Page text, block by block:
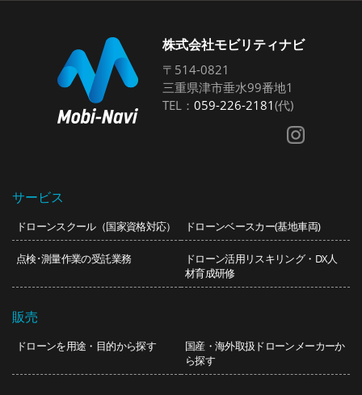
株式会社モビリティナビ
〒514-0821
三重県津市垂水99番地1
TEL： 059-226-2181(代)
サービス
ドローンスクール（国家資格対応） ドローンベースカー(基地車両)
点検･測量作業の受託業務
ドローン活用リスキリング・DX人
材育成研修
販売
ドローンを用途・目的から探す
国産・海外取扱ドローンメーカーか
ら探す